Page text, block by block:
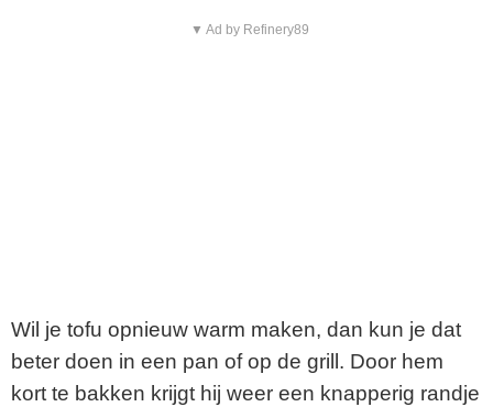
▼ Ad by Refinery89
Wil je tofu opnieuw warm maken, dan kun je dat
beter doen in een pan of op de grill. Door hem
kort te bakken krijgt hij weer een knapperig randje